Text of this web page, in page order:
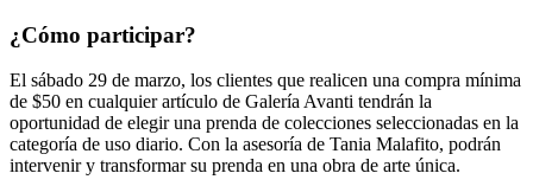
¿Cómo participar?
El sábado 29 de marzo, los clientes que realicen una compra mínima
de $50 en cualquier artículo de Galería Avanti tendrán la
oportunidad de elegir una prenda de colecciones seleccionadas en la
categoría de uso diario. Con la asesoría de Tania Malafito, podrán
intervenir y transformar su prenda en una obra de arte única.